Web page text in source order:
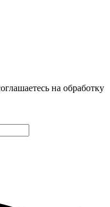
на обработку